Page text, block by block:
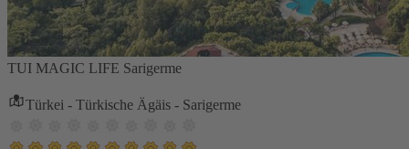
TUI MAGIC LIFE Sarigerme
Türkei - Türkische Ägäis - Sarigerme